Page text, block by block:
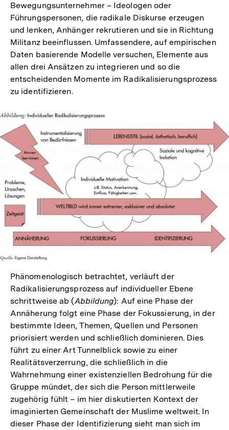
Bewegungsunternehmer – Ideologen oder
Führungspersonen, die radikale Diskurse erzeugen
und lenken, Anhänger rekrutieren und sie in Richtung
Militanz beeinflussen. Umfassendere, auf empirischen
Daten basierende Modelle versuchen, Elemente aus
allen drei Ansätzen zu integrieren und so die
entscheidenden Momente im Radikalisierungsprozess
zu identifizieren.
In
Lightbox
öffnen
Phänomenologisch betrachtet, verläuft der
Radikalisierungsprozess auf individueller Ebene
schrittweise ab (Abbildung): Auf eine Phase der
Annäherung folgt eine Phase der Fokussierung, in der
bestimmte Ideen, Themen, Quellen und Personen
priorisiert werden und schließlich dominieren. Dies
führt zu einer Art Tunnelblick sowie zu einer
Realitätsverzerrung, die schließlich in die
Wahrnehmung einer existenziellen Bedrohung für die
Gruppe mündet, der sich die Person mittlerweile
zugehörig fühlt – im hier diskutierten Kontext der
imaginierten Gemeinschaft der Muslime weltweit. In
dieser Phase der Identifizierung sieht man sich im